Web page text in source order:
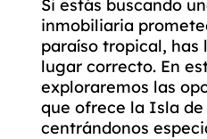
Si estás buscando
inmobiliaria
paraíso tropical, has
lugar correcto. En
exploraremos las
que ofrece la Isla
centrándonos